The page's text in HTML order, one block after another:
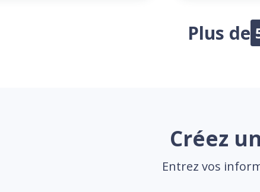
Plus de
Créez
Entrez vos